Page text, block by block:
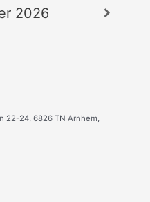
2026
22-24, 6826 TN Arnhem,